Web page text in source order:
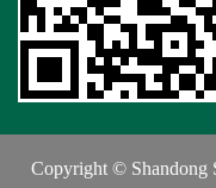
Copyright © Shandong